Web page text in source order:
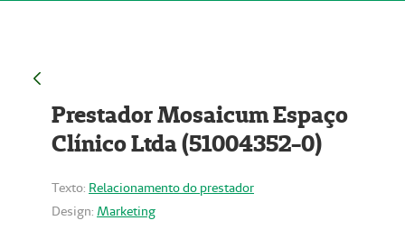
Prestador Mosaicum Espaço
Clínico Ltda (51004352-0)
Texto: Relacionamento do prestador
Design: Marketing